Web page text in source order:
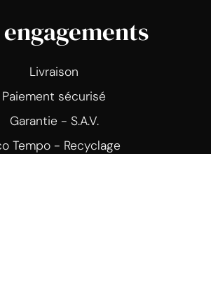
engagements
Livraison
Paiement sécurisé
Garantie - S.A.V.
Tempo - Recyclage